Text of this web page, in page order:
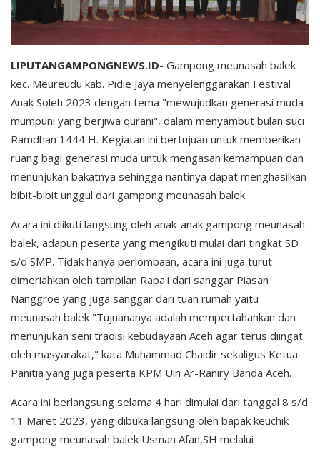
LIPUTANGAMPONGNEWS.ID- Gampong meunasah balek
kec. Meureudu kab. Pidie Jaya menyelenggarakan Festival
Anak Soleh 2023 dengan tema "mewujudkan generasi muda
mumpuni yang berjiwa qurani", dalam menyambut bulan suci
Ramdhan 1444 H. Kegiatan ini bertujuan untuk memberikan
ruang bagi generasi muda untuk mengasah kemampuan dan
menunjukan bakatnya sehingga nantinya dapat menghasilkan
bibit-bibit unggul dari gampong meunasah balek.
Acara ini diikuti langsung oleh anak-anak gampong meunasah
balek, adapun peserta yang mengikuti mulai dari tingkat SD
s/d SMP. Tidak hanya perlombaan, acara ini juga turut
dimeriahkan oleh tampilan Rapa'i dari sanggar Piasan
Nanggroe yang juga sanggar dari tuan rumah yaitu
meunasah balek "Tujuananya adalah mempertahankan dan
menunjukan seni tradisi kebudayaan Aceh agar terus diingat
oleh masyarakat," kata Muhammad Chaidir sekaligus Ketua
Panitia yang juga peserta KPM Uin Ar-Raniry Banda Aceh.
Acara ini berlangsung selama 4 hari dimulai dari tanggal 8 s/d
11 Maret 2023, yang dibuka langsung oleh bapak keuchik
gampong meunasah balek Usman Afan,SH melalui